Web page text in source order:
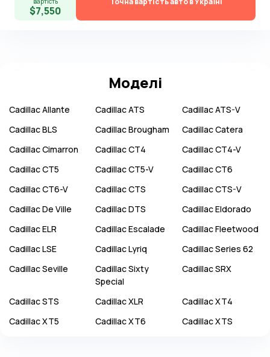
$7,550
Моделі
CadillacAllante CadillacATS CadillacATS-V
CadillacBLS CadillacBrougham CadillacCatera
CadillacCimarron CadillacCT4 CadillacCT4-V
CadillacCT5 CadillacCT5-V CadillacCT6
CadillacCT6-V CadillacCTS CadillacCTS-V
CadillacDe Ville CadillacDTS CadillacEldorado
CadillacELR CadillacEscalade CadillacFleetwood
CadillacLSE CadillacLyriq CadillacSeries 62
CadillacSeville CadillacSixty
Special
CadillacSRX
CadillacSTS CadillacXLR CadillacXT4
CadillacXT5 CadillacXT6 CadillacXTS